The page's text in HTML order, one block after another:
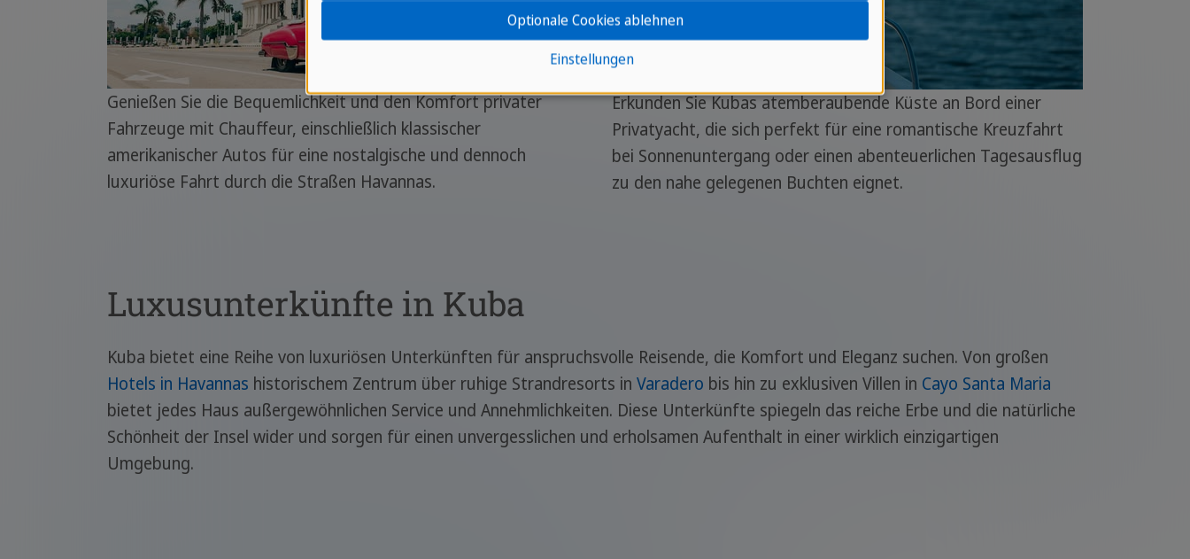
Genießen Sie die Bequemlichkeit und den Komfort privater
Fahrzeuge mit Chauffeur, einschließlich klassischer
amerikanischer Autos für eine nostalgische und dennoch
luxuriöse Fahrt durch die Straßen Havannas.
Erkunden Sie Kubas atemberaubende Küste an Bord einer
Privatyacht, die sich perfekt für eine romantische Kreuzfahrt
bei Sonnenuntergang oder einen abenteuerlichen Tagesausflug
zu den nahe gelegenen Buchten eignet.
Luxusunterkünfte in Kuba
Kuba bietet eine Reihe von luxuriösen Unterkünften für anspruchsvolle Reisende, die Komfort und Eleganz suchen. Von großen
Hotels in Havannas historischem Zentrum über ruhige Strandresorts in Varadero bis hin zu exklusiven Villen in Cayo Santa Maria
bietet jedes Haus außergewöhnlichen Service und Annehmlichkeiten. Diese Unterkünfte spiegeln das reiche Erbe und die natürliche
Schönheit der Insel wider und sorgen für einen unvergesslichen und erholsamen Aufenthalt in einer wirklich einzigartigen
Umgebung.
Einstellungen
Optionale Cookies ablehnen